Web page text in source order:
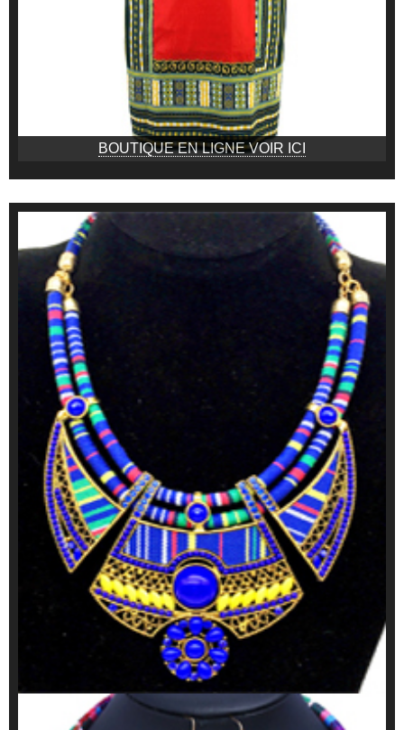
BOUTIQUE EN LIGNE VOIR ICI